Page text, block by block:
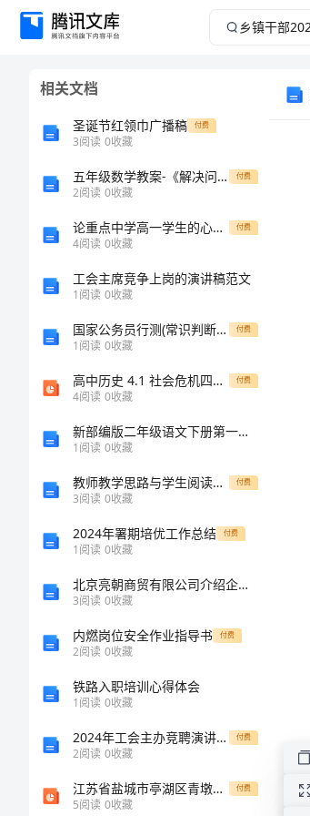
乡
2024
2024
相关文档
圣诞节红领巾广播稿 付费
3阅读 0收藏
五年级数学教案-《解决问题的策略-倒推》 付费
2阅读 0收藏
论重点中学高一学生的心理障碍及疏导策略 付费
4阅读 0收藏
工会主席竞争上岗的演讲稿范文
1阅读 0收藏
国家公务员行测(常识判断)真题试卷汇编附答案（综合卷） 付费
1阅读 0收藏
高中历史 4.1 社会危机四伏和庆历新政课件 新人教版选修1(1) 付费
4阅读 0收藏
新部编版二年级语文下册第一次月考必考题及答案
1阅读 0收藏
教师教学思路与学生阅读习惯的转变：《回延安》教学案例分析 付费
3阅读 0收藏
2024年署期培优工作总结 付费
1阅读 0收藏
北京亮朝商贸有限公司介绍企业发展分析报告
3阅读 0收藏
内燃岗位安全作业指导书 付费
2阅读 0收藏
铁路入职培训心得体会
1阅读 0收藏
2024年工会主办竞聘演讲报告 付费
2阅读 0收藏
江苏省盐城市亭湖区青墩初级中学九年级语文下册《第5课 藤野先生》课件 苏教版 付费
5阅读 0收藏